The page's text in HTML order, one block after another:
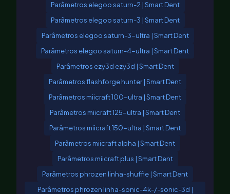
Parâmetros elegoo saturn-2 | Smart Dent
Parâmetros elegoo saturn-3 | Smart Dent
Parâmetros elegoo saturn-3-ultra | Smart Dent
Parâmetros elegoo saturn-4-ultra | Smart Dent
Parâmetros ezy3d ezy3d | Smart Dent
Parâmetros flashforge hunter | Smart Dent
Parâmetros miicraft 100-ultra | Smart Dent
Parâmetros miicraft 125-ultra | Smart Dent
Parâmetros miicraft 150-ultra | Smart Dent
Parâmetros miicraft alpha | Smart Dent
Parâmetros miicraft plus | Smart Dent
Parâmetros phrozen linha-shuffle | Smart Dent
Parâmetros phrozen linha-sonic-4k-/-sonic-3d |